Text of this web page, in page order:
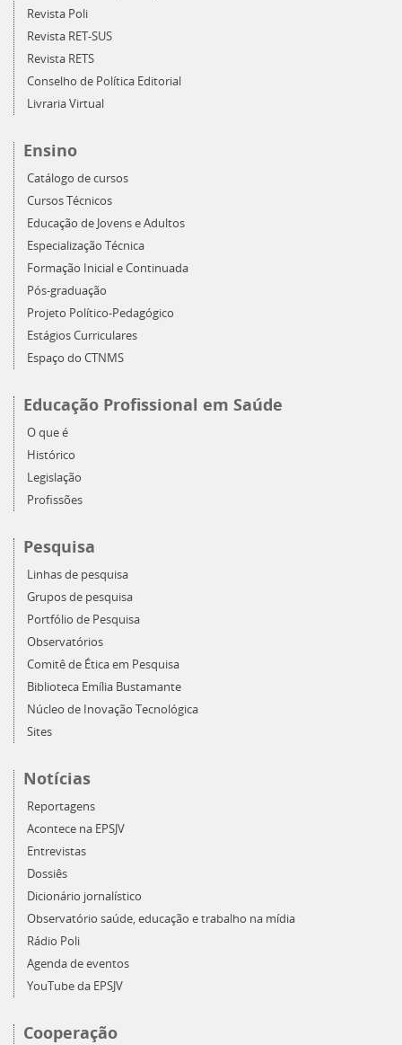
Revista Poli
Revista RET-SUS
Revista RETS
Conselho de Política Editorial
Livraria Virtual
Ensino
Catálogo de cursos
Cursos Técnicos
Educação de Jovens e Adultos
Especialização Técnica
Formação Inicial e Continuada
Pós-graduação
Projeto Político-Pedagógico
Estágios Curriculares
Espaço do CTNMS
Educação Profissional em Saúde
O que é
Histórico
Legislação
Profissões
Pesquisa
Linhas de pesquisa
Grupos de pesquisa
Portfólio de Pesquisa
Observatórios
Comitê de Ética em Pesquisa
Biblioteca Emília Bustamante
Núcleo de Inovação Tecnológica
Sites
Notícias
Reportagens
Acontece na EPSJV
Entrevistas
Dossiês
Dicionário jornalístico
Observatório saúde, educação e trabalho na mídia
Rádio Poli
Agenda de eventos
YouTube da EPSJV
Cooperação